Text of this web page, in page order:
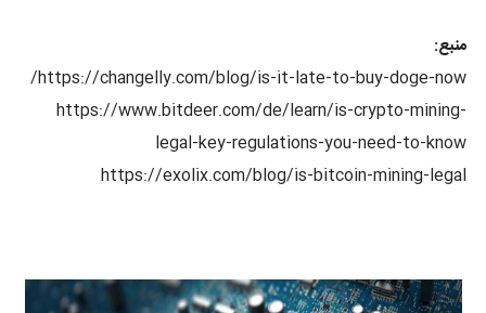
منبع:
https://changelly.com/blog/is-it-late-to-buy-doge-now/
https://www.bitdeer.com/de/learn/is-crypto-mining-
legal-key-regulations-you-need-to-know
https://exolix.com/blog/is-bitcoin-mining-legal